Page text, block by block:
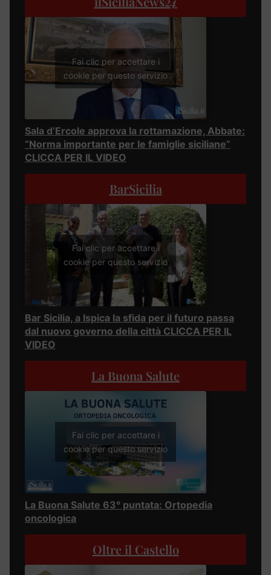
Fai clic per accettare i
cookie per questo servizio
Sala d’Ercole approva la rottamazione, Abbate:
“Norma importante per le famiglie siciliane”
CLICCA PER IL VIDEO
BarSicilia
Fai clic per accettare i
cookie per questo servizio
Bar Sicilia, a Ispica la sfida per il futuro passa
dal nuovo governo della città CLICCA PER IL
VIDEO
La Buona Salute
Fai clic per accettare i
cookie per questo servizio
La Buona Salute 63° puntata: Ortopedia
oncologica
Oltre il Castello